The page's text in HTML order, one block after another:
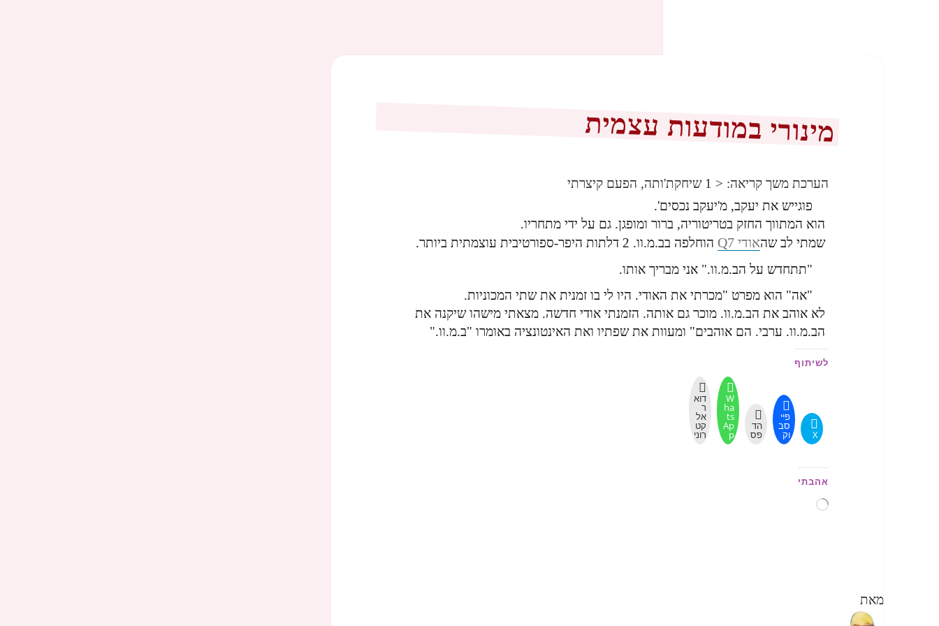
מינורי במודעות עצמית
הערכת משך קריאה: < 1
שיחקת'ותה, הפעם קיצרתי
פוגייש את יעקב, מ'יעקב נכסים'.
הוא המתווך החזק בטריטוריה, ברור ומופגן. גם על ידי מתחריו.
שמתי לב שהאודי Q7
הוחלפה בב.מ.וו. 2 דלתות היפר-ספורטיבית עוצמתית ביותר.
"תתחדש על הב.מ.וו." אני מבריך אותו.
"אה" הוא מפרט "מכרתי את האודי. היו לי בו זמנית את שתי המכוניות.
לא אוהב את הב.מ.וו. מוכר גם אותה. הזמנתי אודי חדשה. מצאתי מישהו שיקנה את
הב.מ.וו. ערבי. הם אוהבים" ומעוות את שפתיו ואת האינטונציה באומרו "ב.מ.וו."
לשיתוף
X
פיי
סב
וק
הד
פס
W
ha
ts
Ap
p
דוא
ר
אל
קט
רוני
אהבתי
טוען...
מאת